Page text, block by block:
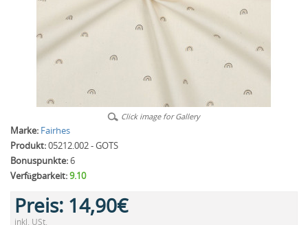
Click image for Gallery
Marke: Fairhes
Produkt:05212.002 - GOTS
Bonuspunkte:6
Verfügbarkeit:9.10
Preis: 14,90€
inkl. USt.